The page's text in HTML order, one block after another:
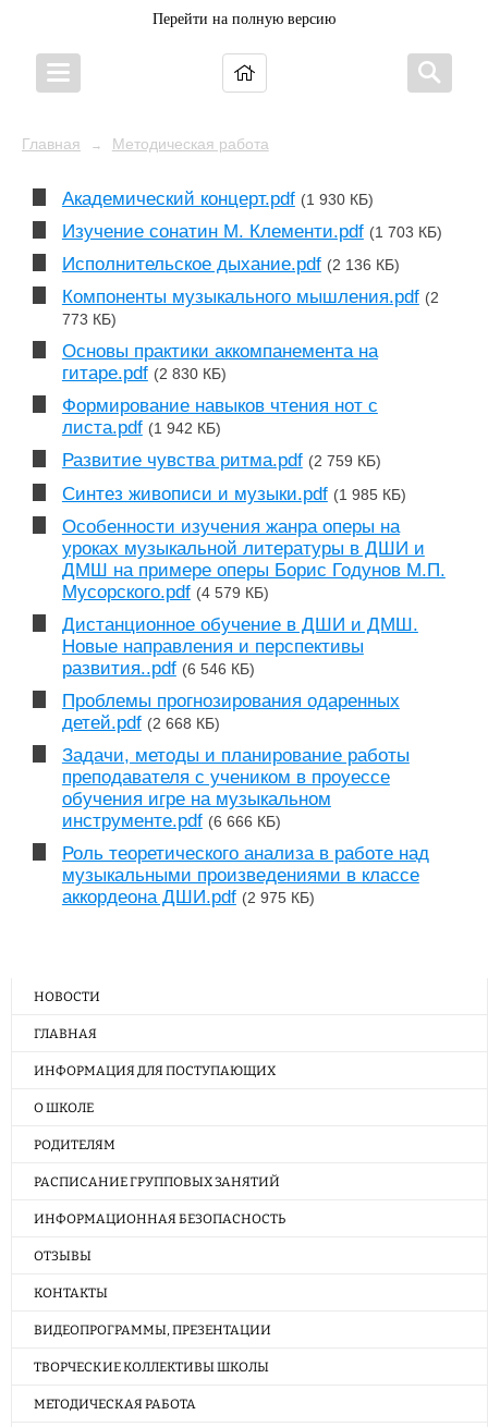
Перейти на полную версию
Главная → Методическая работа
Академический концерт.pdf (1 930 КБ)
Изучение сонатин М. Клементи.pdf (1 703 КБ)
Исполнительское дыхание.pdf (2 136 КБ)
Компоненты музыкального мышления.pdf (2
773 КБ)
Основы практики аккомпанемента на
гитаре.pdf (2 830 КБ)
Формирование навыков чтения нот с
листа.pdf (1 942 КБ)
Развитие чувства ритма.pdf (2 759 КБ)
Синтез живописи и музыки.pdf (1 985 КБ)
Особенности изучения жанра оперы на
уроках музыкальной литературы в ДШИ и
ДМШ на примере оперы Борис Годунов М.П.
Мусорского.pdf (4 579 КБ)
Дистанционное обучение в ДШИ и ДМШ.
Новые направления и перспективы
развития..pdf (6 546 КБ)
Проблемы прогнозирования одаренных
детей.pdf (2 668 КБ)
Задачи, методы и планирование работы
преподавателя с учеником в проуессе
обучения игре на музыкальном
инструменте.pdf (6 666 КБ)
Роль теоретического анализа в работе над
музыкальными произведениями в классе
аккордеона ДШИ.pdf (2 975 КБ)
НОВОСТИ
ГЛАВНАЯ
ИНФОРМАЦИЯ ДЛЯ ПОСТУПАЮЩИХ
О ШКОЛЕ
РОДИТЕЛЯМ
РАСПИСАНИЕ ГРУППОВЫХ ЗАНЯТИЙ
ИНФОРМАЦИОННАЯ БЕЗОПАСНОСТЬ
ОТЗЫВЫ
КОНТАКТЫ
ВИДЕОПРОГРАММЫ, ПРЕЗЕНТАЦИИ
ТВОРЧЕСКИЕ КОЛЛЕКТИВЫ ШКОЛЫ
МЕТОДИЧЕСКАЯ РАБОТА